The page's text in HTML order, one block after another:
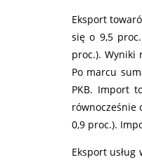
Eksport
się o 9,5
proc.). Wyniki
Po marcu
PKB. Import
równocześnie
0,9 proc.).
Eksport